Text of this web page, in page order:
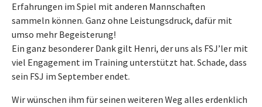
Erfahrungen im Spiel mit anderen Mannschaften
sammeln können. Ganz ohne Leistungsdruck, dafür mit
umso mehr Begeisterung!
Ein ganz besonderer Dank gilt Henri, der uns als FSJ’ler mit
viel Engagement im Training unterstützt hat. Schade, dass
sein FSJ im September endet.
Wir wünschen ihm für seinen weiteren Weg alles erdenklich